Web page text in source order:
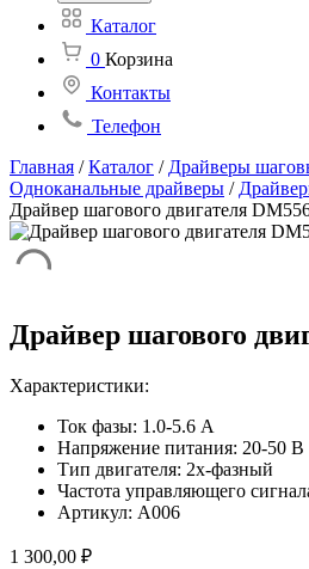
Каталог
0 Корзина
Контакты
Телефон
Главная /Каталог / Драйверы
Одноканальные драйверы /
Драйвер шагового двигателя
Драйвер шагового
Характеристики:
Ток фазы: 1.0-5.6 A
Напряжение питания: 20-50 В
Тип двигателя: 2х-фазный
Частота управляющего
Артикул: А006
1 300,00 ₽